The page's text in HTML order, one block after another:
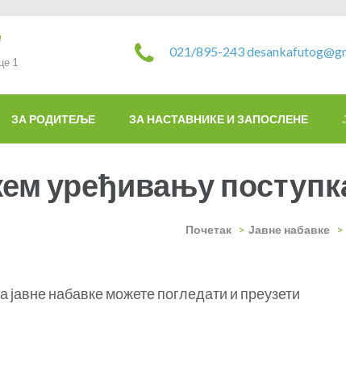
1
021/895-243
ЗА РОДИТЕЉЕ ЗА НАСТАВНИКЕ И ЗАПОСЛЕНЕ
уређивању
Почетак > Јавне набавке >
набавке можете погледати и преузети